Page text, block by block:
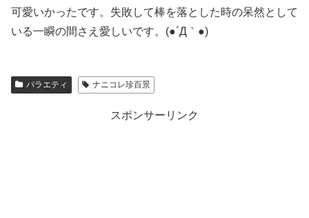
可愛いかったです。失敗して棒を落とした時の呆然として
いる一瞬の間さえ愛しいです。(●´Д｀●)
バラエティ ナニコレ珍百景
スポンサーリンク